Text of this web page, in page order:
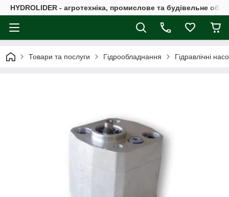
HYDROLIDER - агротехніка, промислове та будівельне
Товари та послуги Гідрообладнання Гідравлічні